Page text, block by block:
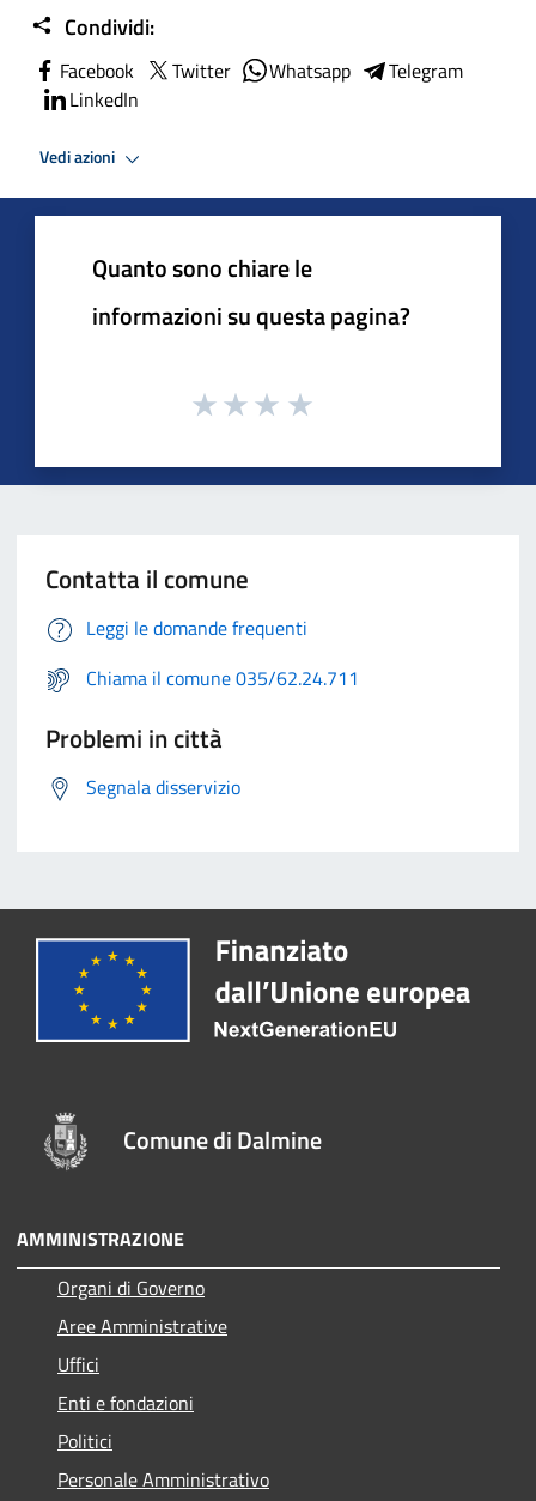
Condividi:
Facebook Twitter Whatsapp
Telegram
LinkedIn
Vedi azioni
Quanto sono chiare le
informazioni su questa pagina?
Contatta il comune
Leggi le domande frequenti
Chiama il comune 035/62.24.711
Problemi in città
Segnala disservizio
Comune di Dalmine
AMMINISTRAZIONE
Organi di Governo
Aree Amministrative
Uffici
Enti e fondazioni
Politici
Personale Amministrativo